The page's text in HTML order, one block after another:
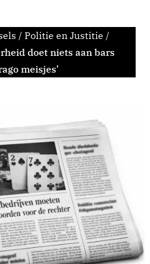
/ Politie en Justitie /
doet niets aan bars
meisjes’